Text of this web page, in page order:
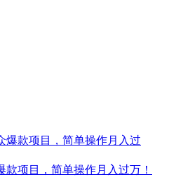
项目，简单操作月入过万！